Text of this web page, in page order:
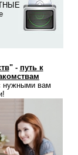
" - путь к
нужными вам